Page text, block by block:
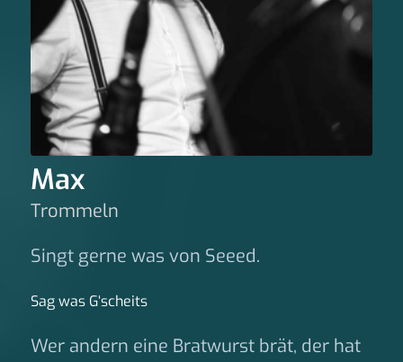
Max
Trommeln
Singt gerne was von Seeed.
Sag was G‘scheits
Wer andern eine Bratwurst brät, der hat